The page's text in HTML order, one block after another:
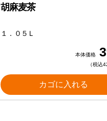
胡麻麦茶
１．０５Ｌ
本体価格
（税込
カゴに入れる